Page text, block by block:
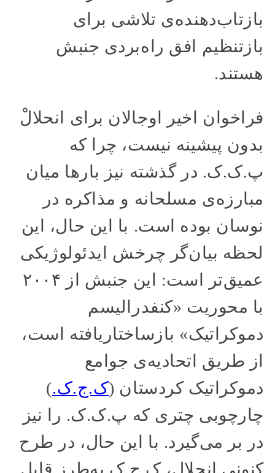
بازتاب‌دهنده‌ی تلاشی برای
بازتنظیم افق راه‌بردی جنبش
هستند.
فراخوان اخیر اوجالان برای انحلالْ
بدون پیشینه نیست، چرا که
پ.ک.ک. در گذشته نیز بارها میان
مبارزه‌ی مسلحانه و مذاکره در
نوسان بوده است. با این حال، این
لحظه بیان‌گر چرخش ایدئولوژیکی
عمیق‌تر است: این جنبش از ۲۰۰۴
با محوریت «کنفدرالیسم
دموکراتیک» بازساختاریافته است،
از طریق اتحادیه‌ی جوامع
دموکراتیک کردستان (ک.ج.ک.)
چارچوبی چتری که پ.ک.ک. را نیز
در بر می‌گیرد. با این حال، در طرح
کنونی انحلال، ک.ج.ک به‌طرز قابل